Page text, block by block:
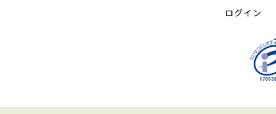
ログイン